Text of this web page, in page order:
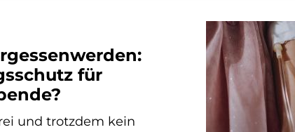
für
und trotzdem kein